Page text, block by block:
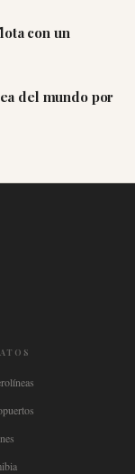
con un
del mundo por